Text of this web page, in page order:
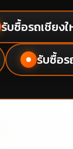
รับซื้อรถเชียง
● รับซื้อ